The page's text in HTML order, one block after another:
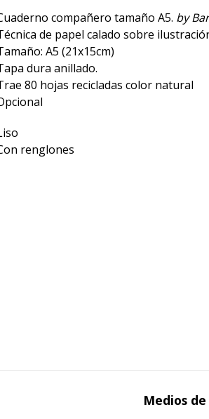
compañero tamaño A5. by
de papel calado sobre
A5 (21x15cm)
dura anillado.
80 hojas recicladas color natural
renglones
Medios